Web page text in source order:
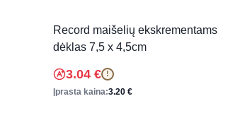
Record maišelių ekskrementams
dėklas 7,5 x 4,5cm
3.04 € !
Įprasta kaina:3.20 €